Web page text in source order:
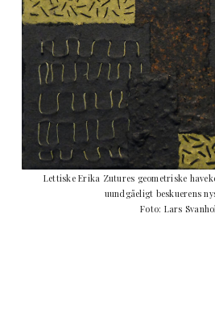
Lettiske Erika Zutures geometriske
uundgåeligt beskuerens
Foto: Lars